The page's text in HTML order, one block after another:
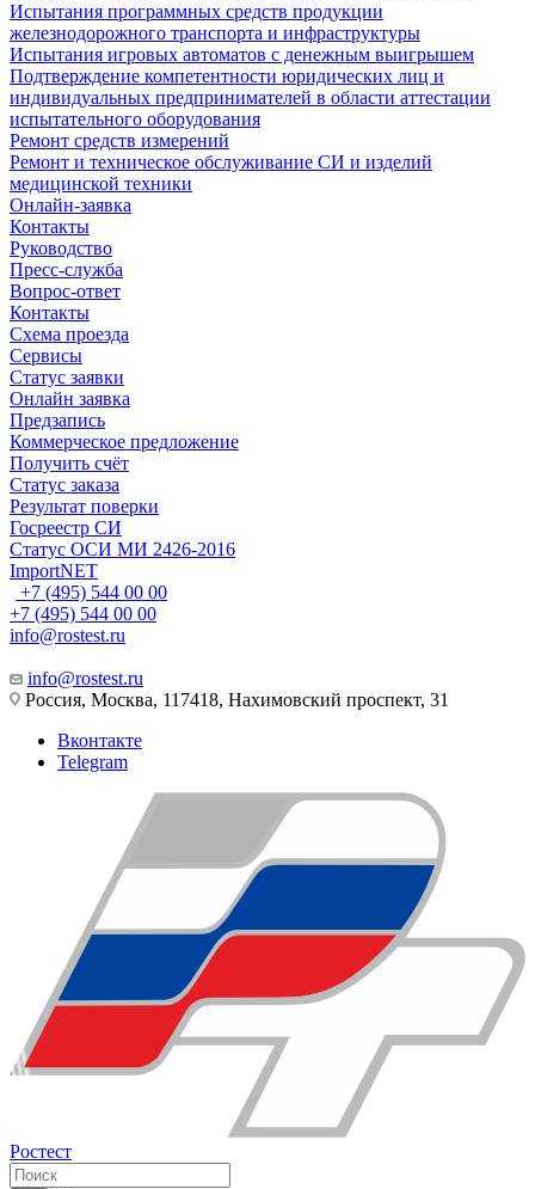
Испытания программных средств продукции
железнодорожного транспорта и инфраструктуры
Испытания игровых автоматов с денежным выигрышем
Подтверждение компетентности юридических лиц и
индивидуальных предпринимателей в области аттестации
испытательного оборудования
Ремонт средств измерений
Ремонт и техническое обслуживание СИ и изделий
медицинской техники
Онлайн-заявка
Контакты
Руководство
Пресс-служба
Вопрос-ответ
Контакты
Схема проезда
Сервисы
Статус заявки
Онлайн заявка
Предзапись
Коммерческое предложение
Получить счёт
Статус заказа
Результат поверки
Госреестр СИ
Статус ОСИ МИ 2426-2016
ImportNET
+7 (495) 544 00 00
+7 (495) 544 00 00
info@rostest.ru
info@rostest.ru
Россия, Москва, 117418, Нахимовский проспект, 31
Вконтакте
Telegram
Ростест